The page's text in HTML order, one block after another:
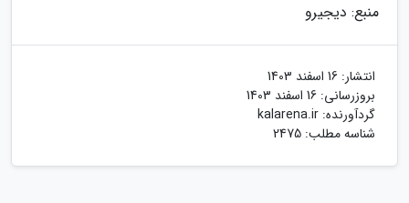
منبع: دیجیرو
انتشار: 16 اسفند 1403
بروزرسانی: 16 اسفند 1403
گردآورنده: kalarena.ir
شناسه مطلب: 2475